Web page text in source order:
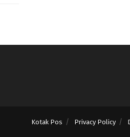
Kotak Pos Privacy Policy